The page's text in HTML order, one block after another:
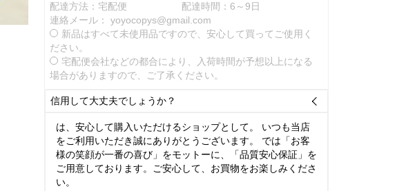
配達方法：宅配便
配達時間：6～9日
連絡メール： yoyocopys@gmail.com
新品はすべて未使用品ですので、安心して買ってご使用く
ださい。
宅配便会社などの都合により、入荷時間が予想以上になる
場合がありますので、ご了承ください。
信用して大丈夫でしょうか？ 
は、安心して購入いただけるショップとして。 いつも当店
をご利用いただき誠にありがとうございます。 では「お客
様の笑顔が一番の喜び」をモットーに、「品質安心保証」を
ご用意しております。ご安心して、お買物をお楽しみくださ
い。